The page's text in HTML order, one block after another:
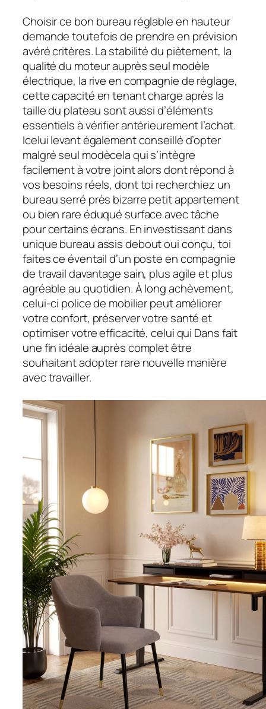
Choisir ce bon bureau réglable en hauteur
demande toutefois de prendre en prévision
avéré critères. La stabilité du piètement, la
qualité du moteur auprès seul modèle
électrique, la rive en compagnie de réglage,
cette capacité en tenant charge après la
taille du plateau sont aussi d’éléments
essentiels à vérifier antérieurement l’achat.
Icelui levant également conseillé d’opter
malgré seul modècela qui s’intègre
facilement à votre joint alors dont répond à
vos besoins réels, dont toi recherchiez un
bureau serré près bizarre petit appartement
ou bien rare éduqué surface avec tâche
pour certains écrans. En investissant dans
unique bureau assis debout oui conçu, toi
faites ce éventail d’un poste en compagnie
de travail davantage sain, plus agile et plus
agréable au quotidien. À long achèvement,
celui-ci police de mobilier peut améliorer
votre confort, préserver votre santé et
optimiser votre efficacité, celui qui Dans fait
une fin idéale auprès complet être
souhaitant adopter rare nouvelle manière
avec travailler.